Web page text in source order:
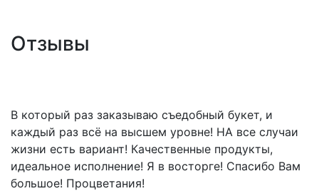
Отзывы
В который раз заказываю съедобный букет, и
каждый раз всё на высшем уровне! НА все случаи
жизни есть вариант! Качественные продукты,
идеальное исполнение! Я в восторге! Спасибо Вам
большое! Процветания!